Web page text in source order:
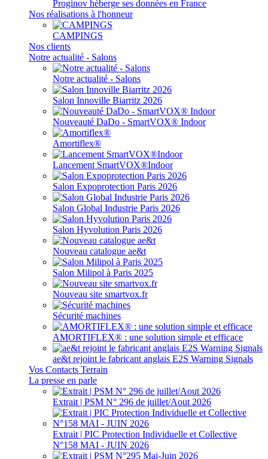
Proginov héberge ses données en France
Nos réalisations à l'honneur
CAMPINGS
Nos clients
Notre actualité - Salons
Notre actualité - Salons
Salon Innoville Biarritz 2026
Nouveauté DaDo - SmartVOX® Indoor
Amortiflex®
Lancement SmartVOX®Indoor
Salon Expoprotection Paris 2026
Salon Global Industrie Paris 2026
Salon Hyvolution Paris 2026
Nouveau catalogue ae&t
Salon Milipol à Paris 2025
Nouveau site smartvox.fr
Sécurité machines
AMORTIFLEX® : une solution simple et efficace
ae&t rejoint le fabricant anglais E2S Warning Signals
Vos Contacts Terrain
La presse en parle
Extrait | PSM N° 296 de juillet/Aout 2026
Extrait | PIC Protection Individuelle et Collective
N°158 MAI - JUIN 2026